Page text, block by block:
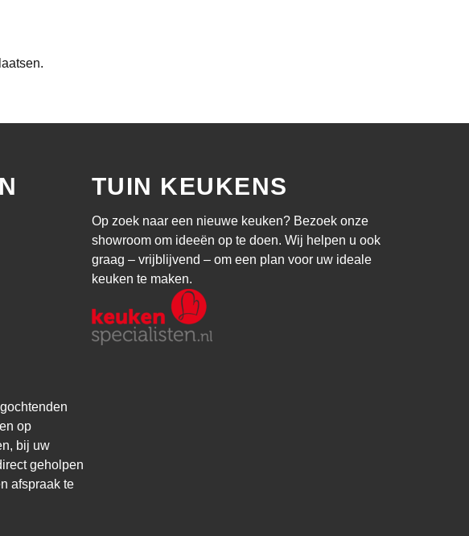
op
bij uw
geholpen
afspraak te
TUIN KEUKENS
Op zoek naar een nieuwe keuken? Bezoek onze
showroom om ideeën op te doen. Wij helpen u ook
graag – vrijblijvend – om een plan voor uw ideale
keuken te maken.